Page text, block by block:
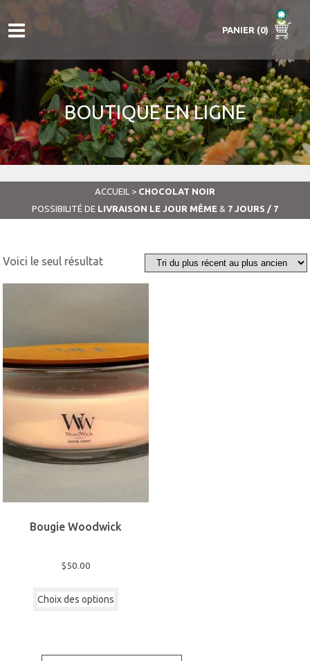
PANIER (0)
BOUTIQUE EN LIGNE
ACCUEIL > CHOCOLAT NOIR
POSSIBILITÉ DE LIVRAISON LE JOUR MÊME & 7 JOURS / 7
Voici le seul résultat
Bougie Woodwick
$50.00
Choix des options